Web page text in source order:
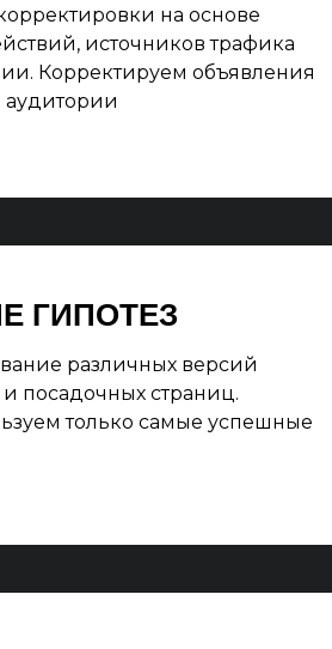
на основе
источников трафика
Корректируем объявления
аудитории
ГИПОТЕЗ
различных версий
посадочных страниц.
только самые успешные